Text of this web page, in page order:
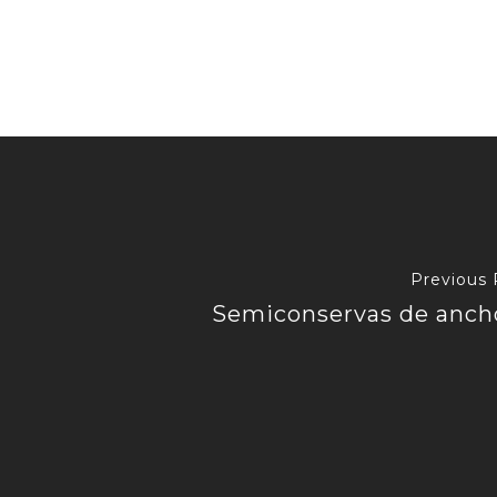
Previous
Semiconservas de